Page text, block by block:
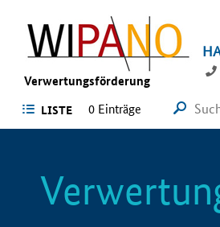
Verwertungsförderung
LISTE 0 Einträge